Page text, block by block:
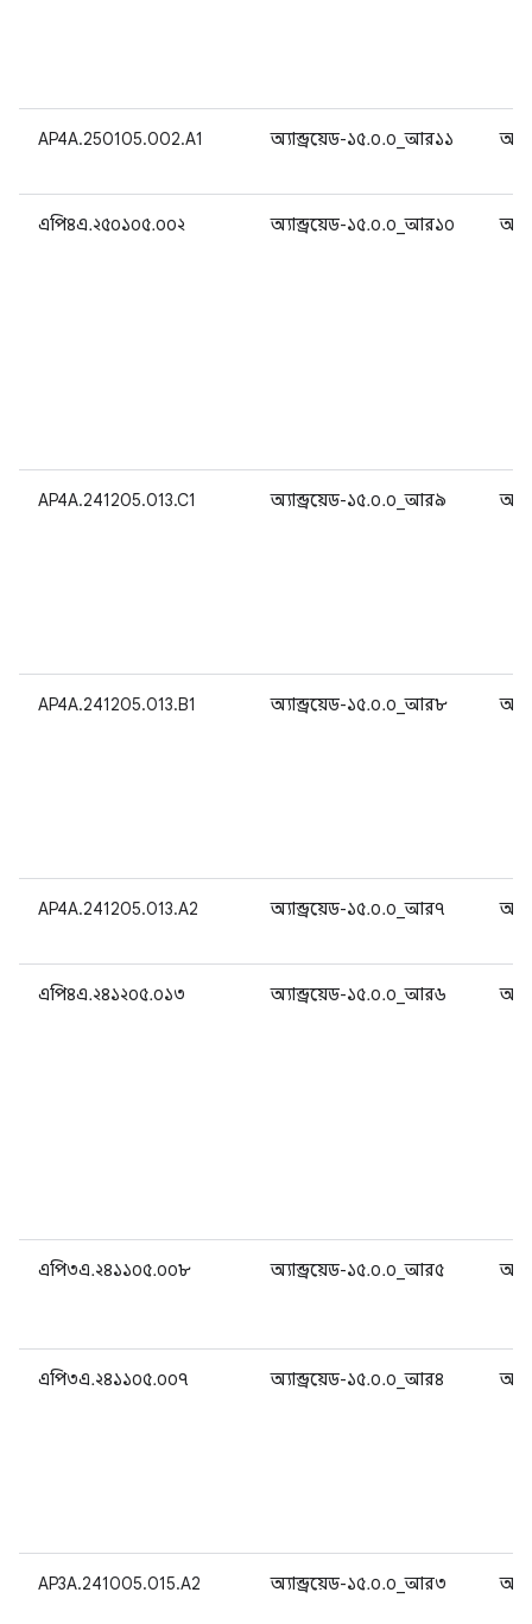
AP4A.250105.002.A1 অ্যান্ড্রয়েড-১৫.০.০_আর১১
এপি৪এ.২৫০১০৫.০০২ অ্যান্ড্রয়েড-১৫.০.০_আর১০
AP4A.241205.013.C1 অ্যান্ড্রয়েড-১৫.০.০_আর৯
AP4A.241205.013.B1 অ্যান্ড্রয়েড-১৫.০.০_আর৮
AP4A.241205.013.A2 অ্যান্ড্রয়েড-১৫.০.০_আর৭
এপি৪এ.২৪১২০৫.০১৩ অ্যান্ড্রয়েড-১৫.০.০_আর৬
এপি৩এ.২৪১১০৫.০০৮ অ্যান্ড্রয়েড-১৫.০.০_আর৫
এপি৩এ.২৪১১০৫.০০৭ অ্যান্ড্রয়েড-১৫.০.০_আর৪
AP3A.241005.015.A2 অ্যান্ড্রয়েড-১৫.০.০_আর৩